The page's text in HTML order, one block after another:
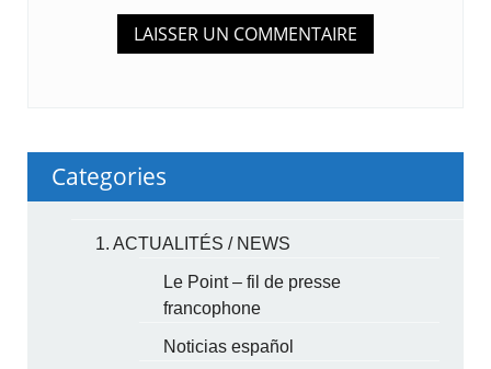
Categories
1. ACTUALITÉS / NEWS
Le Point – fil de presse
francophone
Noticias español